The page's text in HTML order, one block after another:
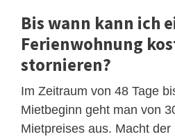
Bis wann kann ich
Ferienwohnung
stornieren?
Im Zeitraum von 48 Tage
Mietbeginn geht man von
Mietpreises aus. Macht